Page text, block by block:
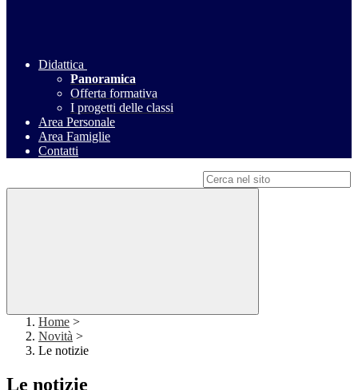
Didattica
Panoramica
Offerta formativa
I progetti delle classi
Area Personale
Area Famiglie
Contatti
Home >
Novità >
Le notizie
Le notizie